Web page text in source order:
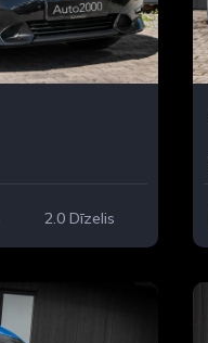
2.0 Dīzelis